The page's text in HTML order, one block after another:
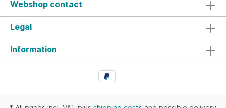
Webshop contact
Legal
Information